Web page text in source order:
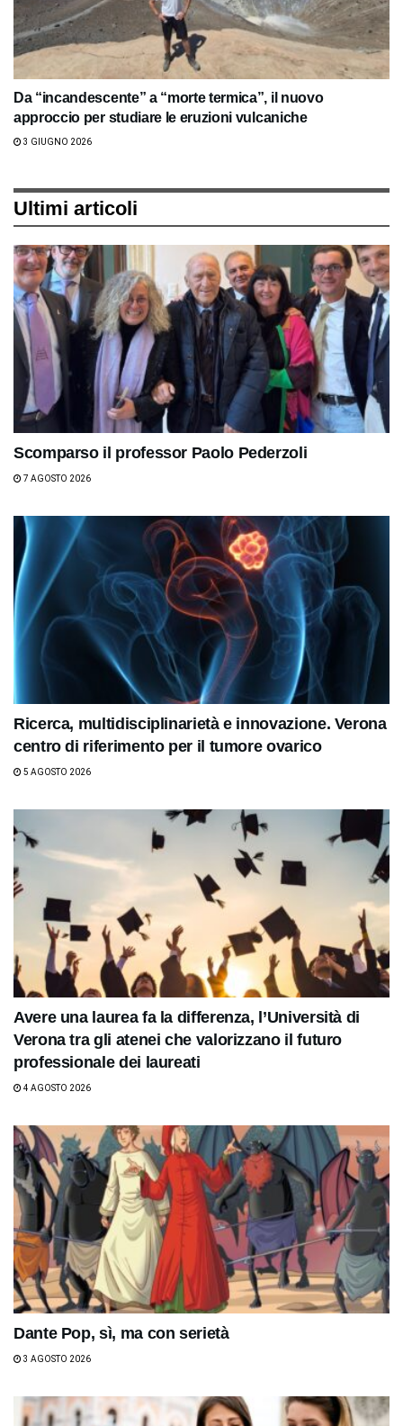
Da “incandescente” a “morte termica”, il nuovo
approccio per studiare le eruzioni vulcaniche
3 GIUGNO 2026
Ultimi articoli
Scomparso il professor Paolo Pederzoli
7 AGOSTO 2026
Ricerca, multidisciplinarietà e innovazione. Verona
centro di riferimento per il tumore ovarico
5 AGOSTO 2026
Avere una laurea fa la differenza, l’Università di
Verona tra gli atenei che valorizzano il futuro
professionale dei laureati
4 AGOSTO 2026
Dante Pop, sì, ma con serietà
3 AGOSTO 2026